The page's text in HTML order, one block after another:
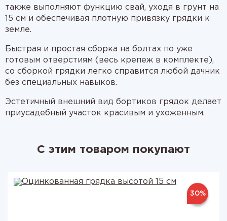
также выполняют функцию свай, уходя в грунт на
15 см и обеспечивая плотную привязку грядки к
земле.
Быстрая и простая сборка на болтах по уже
готовым отверстиям (весь крепеж в комплекте),
со сборкой грядки легко справится любой дачник
без специальных навыков.
Эстетичный внешний вид бортиков грядок делает
приусадебный участок красивым и ухоженным.
С этим товаром покупают
30%